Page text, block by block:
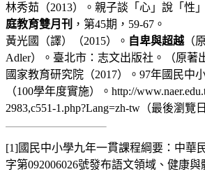
林秀茹（2013）。親子談「心」說「性
庭教育雙月刊 ，第45期，59-67。
黃光國（譯）（2015）。 自卑與超越 （
Adler）。臺北市：志文出版社。（原著
國家教育研究院（2017）。97年國民中
（100學年度實施）。http://
2983,c551-1.php?Lang=zh-tw（最後瀏覽
[1]國民中小學九年一貫課程綱要：中華
字第092006026號發布語文領域、健康